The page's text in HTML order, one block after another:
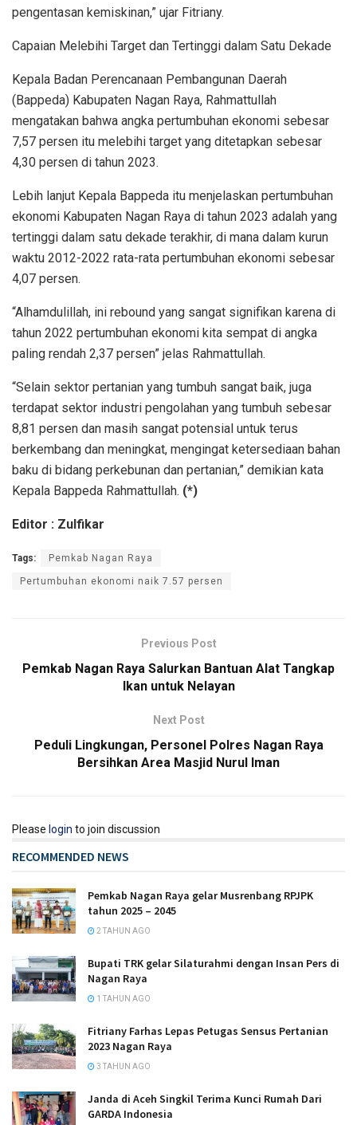
pengentasan kemiskinan,” ujar Fitriany.
Capaian Melebihi Target dan Tertinggi dalam Satu Dekade
Kepala Badan Perencanaan Pembangunan Daerah
(Bappeda) Kabupaten Nagan Raya, Rahmattullah
mengatakan bahwa angka pertumbuhan ekonomi sebesar
7,57 persen itu melebihi target yang ditetapkan sebesar
4,30 persen di tahun 2023.
Lebih lanjut Kepala Bappeda itu menjelaskan pertumbuhan
ekonomi Kabupaten Nagan Raya di tahun 2023 adalah yang
tertinggi dalam satu dekade terakhir, di mana dalam kurun
waktu 2012-2022 rata-rata pertumbuhan ekonomi sebesar
4,07 persen.
“Alhamdulillah, ini rebound yang sangat signifikan karena di
tahun 2022 pertumbuhan ekonomi kita sempat di angka
paling rendah 2,37 persen” jelas Rahmattullah.
“Selain sektor pertanian yang tumbuh sangat baik, juga
terdapat sektor industri pengolahan yang tumbuh sebesar
8,81 persen dan masih sangat potensial untuk terus
berkembang dan meningkat, mengingat ketersediaan bahan
baku di bidang perkebunan dan pertanian,” demikian kata
Kepala Bappeda Rahmattullah. (*)
Editor : Zulfikar
Tags: Pemkab Nagan Raya
Pertumbuhan ekonomi naik 7.57 persen
Previous Post
Pemkab Nagan Raya Salurkan Bantuan Alat Tangkap
Ikan untuk Nelayan
Next Post
Peduli Lingkungan, Personel Polres Nagan Raya
Bersihkan Area Masjid Nurul Iman
Please login to join discussion
RECOMMENDED NEWS
Pemkab Nagan Raya gelar Musrenbang RPJPK
tahun 2025 – 2045
2 TAHUN AGO
Bupati TRK gelar Silaturahmi dengan Insan Pers di
Nagan Raya
1 TAHUN AGO
Fitriany Farhas Lepas Petugas Sensus Pertanian
2023 Nagan Raya
3 TAHUN AGO
Janda di Aceh Singkil Terima Kunci Rumah Dari
GARDA Indonesia